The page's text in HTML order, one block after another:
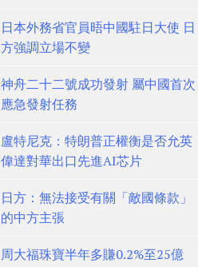
日本外務省官員晤中國駐日大使 日
方強調立場不變
神舟二十二號成功發射 屬中國首次
應急發射任務
盧特尼克：特朗普正權衡是否允英
偉達對華出口先進AI芯片
日方：無法接受有關「敵國條款」
的中方主張
周大福珠寶半年多賺0.2%至25億